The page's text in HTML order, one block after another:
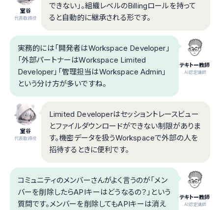
室谷
代表取締役
できない」。組織レベルのBillingロールを持って
ると自動的に継承される形です。
テキトー教師
.AI認定講師
実務的には「開発者はWorkspace Developer」
「外部パートナーはWorkspace Limited
Developer」「管理担当はWorkspace Admin」
という分け方が多いですね。
室谷
代表取締役
Limited Developerはセッショントレースビュー
とファイルダウンロードができない制限がありま
す。機密データを扱うWorkspaceで外部の人を
招待するときに便利です。
テキトー教師
.AI認定講師
コミュニティのメンバーさんがよく言うのが「メン
バーを削除したらAPIキーはどうなるの？」という
質問です。メンバーを削除してもAPIキーは消え